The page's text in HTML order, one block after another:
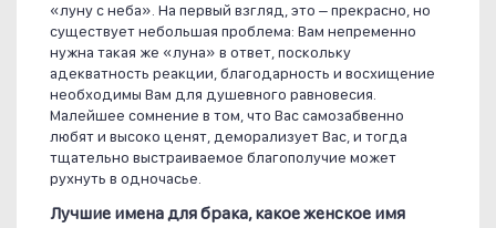
«луну с неба». На первый взгляд, это – прекрасно, но
существует небольшая проблема: Вам непременно
нужна такая же «луна» в ответ, поскольку
адекватность реакции, благодарность и восхищение
необходимы Вам для душевного равновесия.
Малейшее сомнение в том, что Вас самозабвенно
любят и высоко ценят, деморализует Вас, и тогда
тщательно выстраиваемое благополучие может
рухнуть в одночасье.
Лучшие имена для брака, какое женское имя